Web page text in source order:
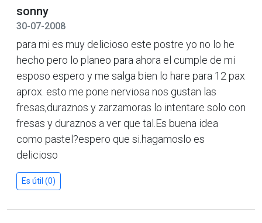
sonny
30-07-2008
para mi es muy delicioso este postre yo no lo he
hecho pero lo planeo para ahora el cumple de mi
esposo espero y me salga bien lo hare para 12 pax
aprox. esto me pone nerviosa nos gustan las
fresas,duraznos y zarzamoras lo intentare solo con
fresas y duraznos a ver que tal.Es buena idea
como pastel?espero que si.hagamoslo es
delicioso
Es útil (0)